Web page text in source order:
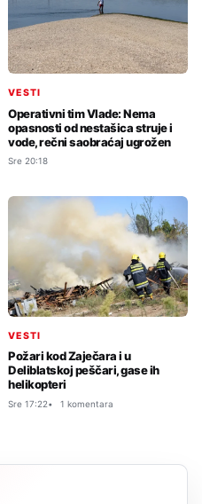
VESTI
Operativni tim Vlade: Nema
opasnosti od nestašica struje i
vode, rečni saobraćaj ugrožen
Sre 20:18
VESTI
Požari kod Zaječara i u
Deliblatskoj peščari, gase ih
helikopteri
Sre 17:22 1 komentara